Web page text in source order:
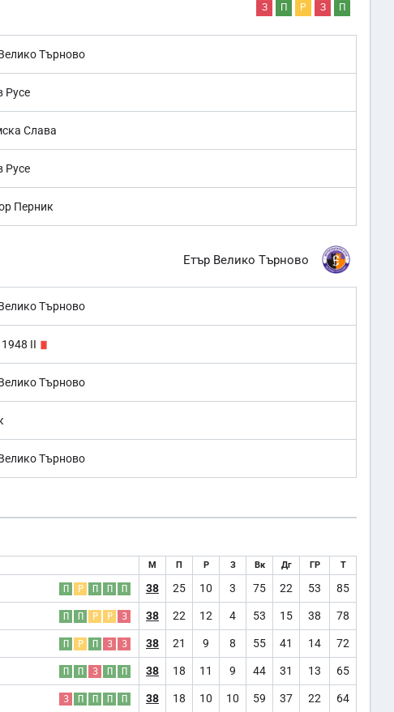
З П Р З П
Търново
Русе
Слава
Русе
Перник
Етър Велико Търново
Търново
II
Търново
Търново
М П Р З Вк Дг ГР Т
П Р П П П 38 25 10 3 75 22 53 85
П П Р Р З 38 22 12 4 53 15 38 78
П Р П З З 38 21 9 8 55 41 14 72
П П З П П 38 18 11 9 44 31 13 65
З П П П П 38 18 10 10 59 37 22 64